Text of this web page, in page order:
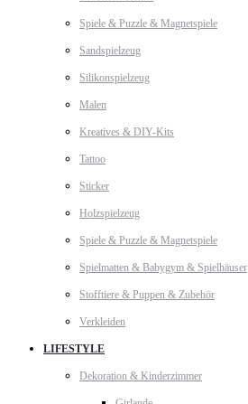
Spiele & Puzzle & Magnetspiele
Sandspielzeug
Silikonspielzeug
Malen
Kreatives & DIY-Kits
Tattoo
Sticker
Holzspielzeug
Spiele & Puzzle & Magnetspiele
Spielmatten & Babygym & Spielhäuser
Stofftiere & Puppen & Zubehör
Verkleiden
LIFESTYLE
Dekoration & Kinderzimmer